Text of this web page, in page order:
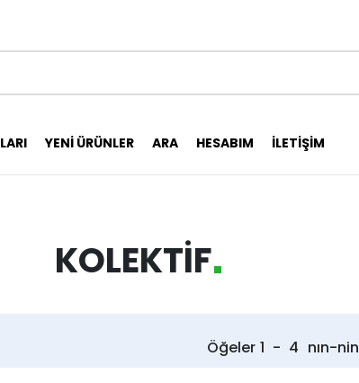
YENI ÜRÜNLER ARA HESABIM İLETIŞIM
KOLEKTİF
Öğeler 1 - 4 nın-nin